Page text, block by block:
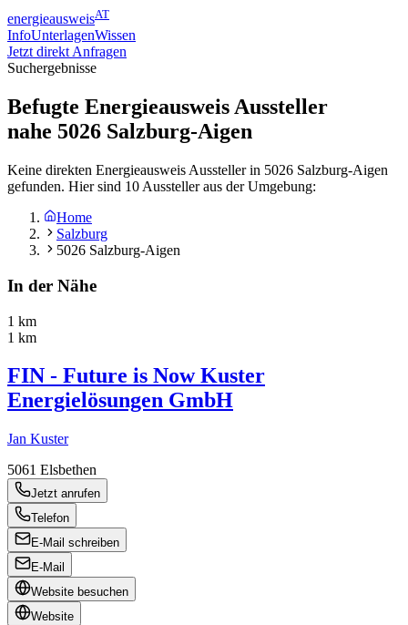
energieausweisAT
InfoUnterlagenWissen
Jetzt direkt Anfragen
Suchergebnisse
Befugte Energieausweis Aussteller
nahe 5026 Salzburg-Aigen
Keine direkten Energieausweis Aussteller in 5026 Salzburg-Aigen
gefunden. Hier sind 10 Aussteller aus der Umgebung:
Home
Salzburg
5026 Salzburg-Aigen
In der Nähe
1 km
1 km
FIN - Future is Now Kuster
Energielösungen GmbH
Jan Kuster
5061 Elsbethen
Jetzt anrufen
Telefon
E-Mail schreiben
E-Mail
Website besuchen
Website